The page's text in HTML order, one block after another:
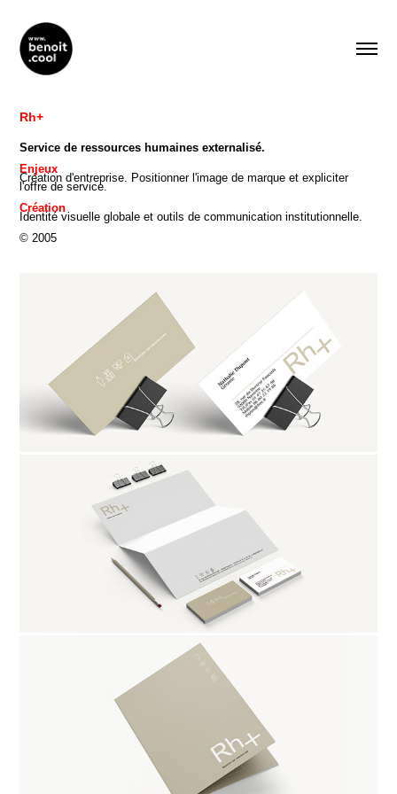
Rh+
Service de ressources humaines externalisé.
Enjeux
Création d'entreprise. Positionner l'image de marque et expliciter
l'offre de service.
Création
Identité visuelle globale et outils de communication institutionnelle.
© 2005